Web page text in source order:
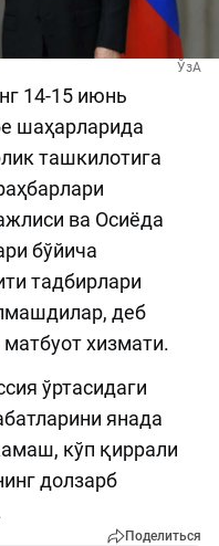
ЎзА
14-15 июнь
шаҳарларида
ташкилотига
ва Осиёда
бўйича
тадбирлари
деб
хизмати.
ўртасидаги
янада
кўп қиррали
долзарб
Поделиться